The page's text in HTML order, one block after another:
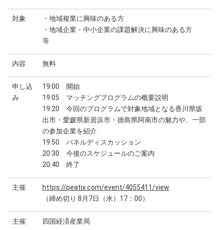
対象
・地域複業に興味のある方
・地域企業・中小企業の課題解決に興味のある方
等
内容 無料
申し込
み
19:00 開始
19:05 マッチングプログラムの概要説明
19:20 今回のプログラムで対象地域となる香川県坂
出市・愛媛県新居浜市・徳島県阿南市の魅力や、一部
の参加企業を紹介
19:50 パネルディスカッション
20:30 今後のスケジュールのご案内
20:40 終了
主催
https://peatix.com/event/4055411/view
（締め切り 8月7日（水）17：00）
主催 四国経済産業局